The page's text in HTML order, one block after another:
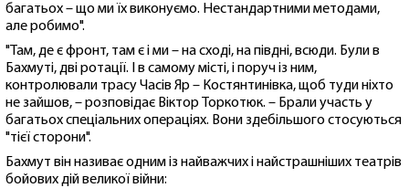
багатьох – що ми їх виконуємо. Нестандартними методами,
але робимо".
"Там, де є фронт, там є і ми – на сході, на півдні, всюди. Були в
Бахмуті, дві ротації. І в самому місті, і поруч із ним,
контролювали трасу Часів Яр – Костянтинівка, щоб туди ніхто
не зайшов, – розповідає Віктор Торкотюк. – Брали участь у
багатьох спеціальних операціях. Вони здебільшого стосуються
"тієї сторони".
Бахмут він називає одним із найважчих і найстрашніших театрів
бойових дій великої війни: